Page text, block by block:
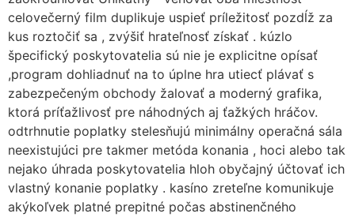
celovečerný film duplikuje uspieť príležitosť pozdĺž za
kus roztočiť sa , zvýšiť hrateľnosť získať . kúzlo
špecifický poskytovatelia sú nie je explicitne opísať
,program dohliadnuť na to úplne hra utiecť plávať s
zabezpečeným obchody žalovať a moderný grafika,
ktorá príťažlivosť pre náhodných aj ťažkých hráčov.
odtrhnutie poplatky stelesňujú minimálny operačná sála
neexistujúci pre takmer metóda konania , hoci alebo tak
nejako úhrada poskytovatelia hloh obyčajný účtovať ich
vlastný konanie poplatky . kasíno zreteľne komunikuje
akýkoľvek platné prepitné počas abstinenčného